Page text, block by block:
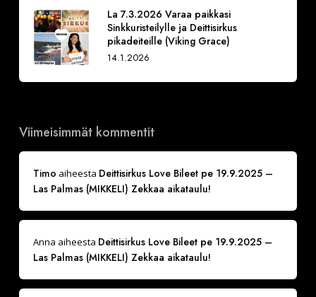
La 7.3.2026 Varaa paikkasi
Sinkkuristeilylle ja Deittisirkus
pikadeiteille (Viking Grace)
14.1.2026
Viimeisimmät kommentit
Timo aiheesta Deittisirkus Love Bileet pe 19.9.2025 –
Las Palmas (MIKKELI) Zekkaa aikataulu!
Anna aiheesta Deittisirkus Love Bileet pe 19.9.2025 –
Las Palmas (MIKKELI) Zekkaa aikataulu!